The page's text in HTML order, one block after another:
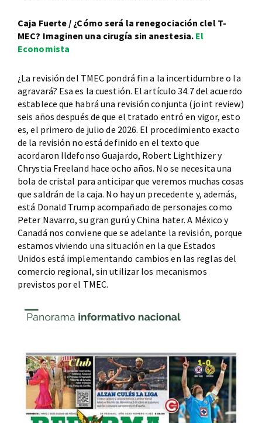
Caja Fuerte / ¿Cómo será la renegociación clel T-
MEC? Imaginen una cirugía sin anestesia. El
Economista
¿La revisión del TMEC pondrá fin a la incertidumbre o la
agravará? Esa es la cuestión. El artículo 34.7 del acuerdo
establece que habrá una revisión conjunta (joint review)
seis años después de que el tratado entró en vigor, esto
es, el primero de julio de 2026. El procedimiento exacto
de la revisión no está definido en el texto que
acordaron Ildefonso Guajardo, Robert Lighthizer y
Chrystia Freeland hace ocho años. No se necesita una
bola de cristal para anticipar que veremos muchas cosas
que saldrán de la caja. No hay un precedente y, además,
está Donald Trump acompañado de personajes como
Peter Navarro, su gran gurú y China hater. A México y
Canadá nos conviene que se adelante la revisión, porque
estamos viviendo una situación en la que Estados
Unidos está implementando cambios en las reglas del
comercio regional, sin utilizar los mecanismos
previstos por el TMEC.